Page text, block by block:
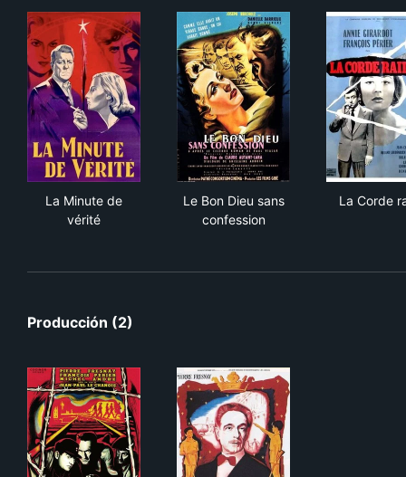
La Minute de
vérité
Le Bon Dieu sans
confession
La Corde
Producción (2)